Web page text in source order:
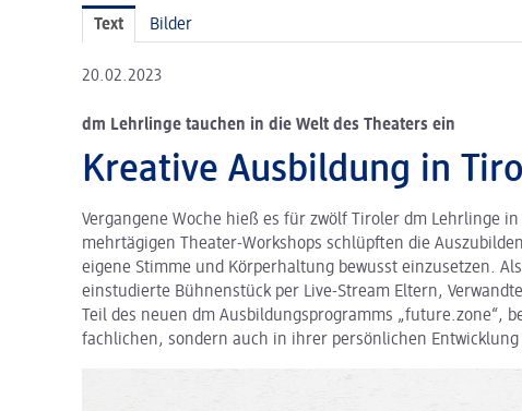
Text Bilder
20.02.2023
dm Lehrlinge tauchen in die Welt des Theaters ein
Kreative Ausbildung in
Vergangene Woche hieß es für zwölf Tiroler dm Lehrlinge
mehrtägigen Theater-Workshops schlüpften die
eigene Stimme und Körperhaltung bewusst einzusetzen.
einstudierte Bühnenstück per Live-Stream Eltern,
Teil des neuen dm Ausbildungsprogramms „future.zone“,
fachlichen, sondern auch in ihrer persönlichen